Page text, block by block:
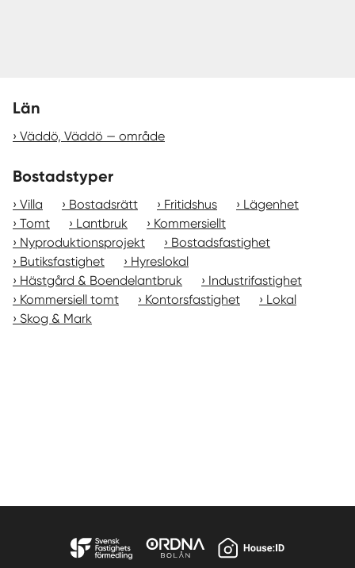
Län
Väddö, Väddö — område
Bostadstyper
Villa Bostadsrätt Fritidshus
Lägenhet
Tomt
Lantbruk
Kommersiellt
Nyproduktionsprojekt
Bostadsfastighet
Butiksfastighet
Hyreslokal
Hästgård & Boendelantbruk
Industrifastighet
Kommersiell tomt
Kontorsfastighet
Lokal
Skog & Mark